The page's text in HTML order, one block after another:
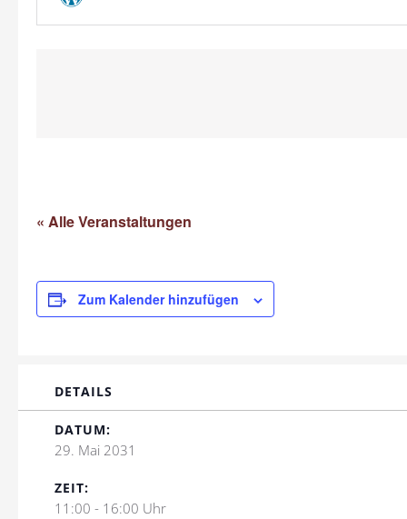
« Alle Veranstaltungen
Zum Kalender hinzufügen
DETAILS
DATUM:
29. Mai 2031
ZEIT:
11:00 - 16:00 Uhr